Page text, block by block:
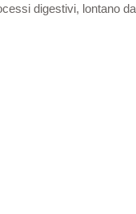
digestivi, lontano